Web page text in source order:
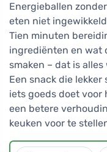
Energieballen
eten niet
Tien minuten
ingrediënten en wat
smaken – dat is
Een snack die
iets goeds doet voor
een betere
keuken voor te